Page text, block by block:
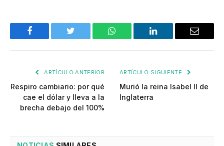
Facebook Twitter WhatsApp LinkedIn Email
ARTÍCULO ANTERIOR
Respiro cambiario: por qué
cae el dólar y lleva a la
brecha debajo del 100%
ARTÍCULO SIGUIENTE
Murió la reina Isabel II de
Inglaterra